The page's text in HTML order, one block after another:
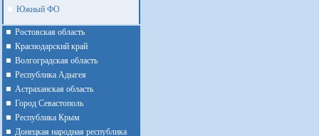
Южный ФО
Ростовская область
Краснодарский край
Волгоградская область
Республика Адыгея
Астраханская область
Город Севастополь
Республика Крым
Донецкая народная республика